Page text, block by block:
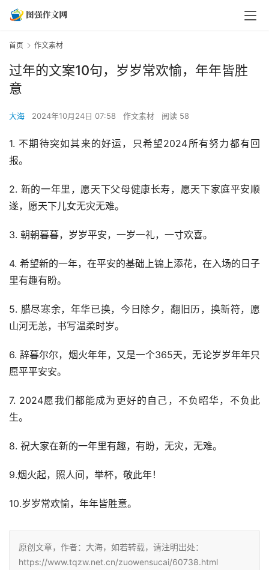
首页 作文素材
过年的文案10句，岁岁常欢愉，年年皆胜
意
大海 2024年10月24日 07:58 作文素材 阅读 58
1. 不期待突如其来的好运，只希望2024所有努力都有回
报。
2. 新的一年里，愿天下父母健康长寿，愿天下家庭平安顺
遂，愿天下儿女无灾无难。
3. 朝朝暮暮，岁岁平安，一岁一礼，一寸欢喜。
4. 希望新的一年，在平安的基础上锦上添花，在入场的日子
里有趣有盼。
5. 腊尽寒余，年华已换，今日除夕，翻旧历，换新符，愿
山河无恙，书写温柔时岁。
6. 辞暮尔尔，烟火年年，又是一个365天，无论岁岁年年只
愿平平安安。
7. 2024愿我们都能成为更好的自己，不负昭华，不负此
生。
8. 祝大家在新的一年里有趣，有盼，无灾，无难。
9.烟火起，照人间，举杯，敬此年！
10.岁岁常欢愉，年年皆胜意。
原创文章，作者：大海，如若转载，请注明出处：
https://www.tqzw.net.cn/zuowensucai/60738.html